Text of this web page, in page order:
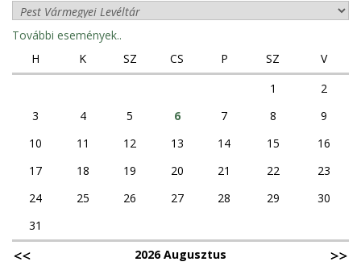
További események..
H
K SZ CS P SZ
V
1
2
3
4 5 6 7 8
9
10
11 12 13 14 15
16
17
18 19 20 21 22
23
24
25 26 27 28 29
30
31
2026 Augusztus